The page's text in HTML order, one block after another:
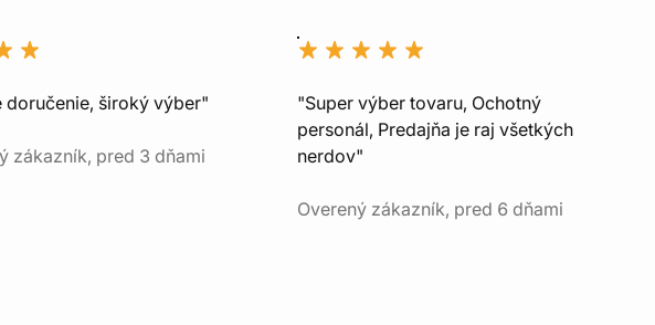
doručenie, široký výber"
zákazník, pred 3 dňami
"Super výber tovaru, Ochotný
personál, Predajňa je raj všetkých
nerdov"
Overený zákazník, pred 6 dňami